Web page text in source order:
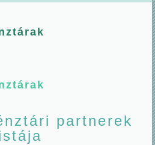
partnerek